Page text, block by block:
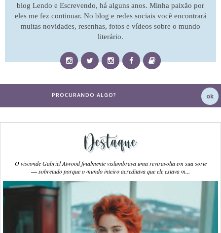
blog Lendo e Escrevendo, há alguns anos. Minha paixão por
eles me fez continuar. No blog e redes sociais você encontrará
muitas novidades, resenhas, fotos e vídeos sobre o mundo
literário.
Destaque
O visconde Gabriel Atwood finalmente vislumbrava uma reviravolta em sua sorte
― sobretudo porque o mundo inteiro acreditava que ele estava m...